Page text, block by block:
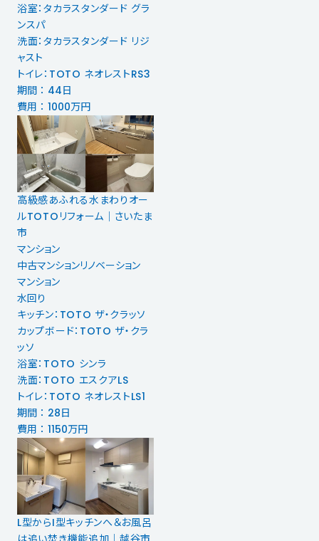
浴室：タカラスタンダード グラ
ンスパ
洗面：タカラスタンダード リジ
ャスト
トイレ：TOTO ネオレストRS3
期間 ： 44日
費用 ： 1000万円
高級感あふれる水まわりオー
ルTOTOリフォーム｜さいたま
市
マンション
中古マンションリノベーション
マンション
水回り
キッチン：TOTO ザ・クラッソ
カップボード：TOTO ザ・クラ
ッソ
浴室：TOTO シンラ
洗面：TOTO エスクアLS
トイレ：TOTO ネオレストLS1
期間 ： 28日
費用 ： 1150万円
L型からI型キッチンへ＆お風呂